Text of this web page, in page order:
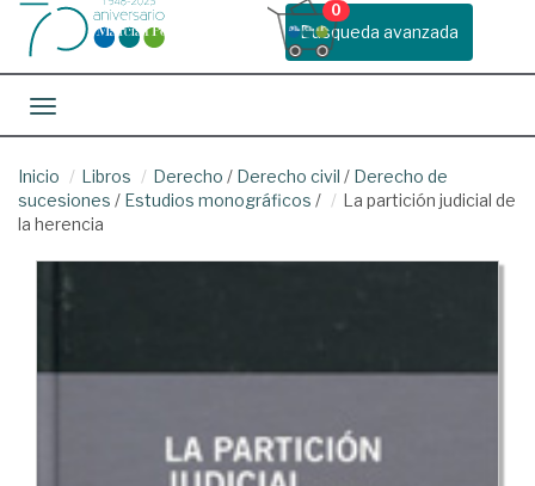
Busqueda avanzada
0
Toggle navigation
Inicio Libros Derecho / Derecho civil / Derecho de
sucesiones / Estudios monográficos /
La partición judicial de
la herencia